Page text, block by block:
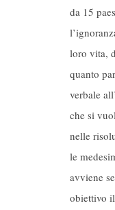
da 15
loro vita,
quanto
verbale
che si
nelle
le
avviene
obiettivo